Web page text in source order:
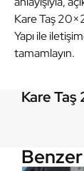
Kare Taş
Yapı ile
tamamlayın.
Kare